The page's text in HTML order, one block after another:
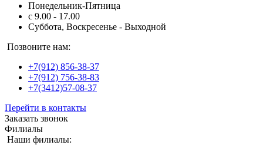
Понедельник-Пятница
с 9.00 - 17.00
Суббота, Воскресенье - Выходной
Позвоните нам:
+7(912) 856-38-37
+7(912) 756-38-83
+7(3412)57-08-37
Перейти в контакты
Заказать звонок
Филиалы
Наши филиалы: